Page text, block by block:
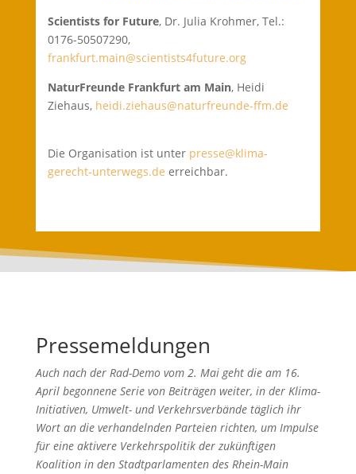
Scientists for Future, Dr. Julia Krohmer, Tel.:
0176-50507290,
frankfurt.main@scientists4future.org
NaturFreunde Frankfurt am Main, Heidi
Ziehaus, heidi.ziehaus@naturfreunde-ffm.de
Die Organisation ist unter presse@klima-
gerecht-unterwegs.de erreichbar.
Pressemeldungen
Auch nach der Rad-Demo vom 2. Mai geht die am 16.
April begonnene Serie von Beiträgen weiter, in der Klima-
Initiativen, Umwelt- und Verkehrsverbände täglich ihr
Wort an die verhandelnden Parteien richten, um Impulse
für eine aktivere Verkehrspolitik der zukünftigen
Koalition in den Stadtparlamenten des Rhein-Main